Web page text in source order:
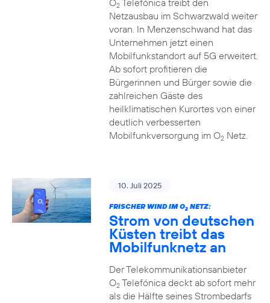
O2Telefónica treibt den
Netzausbau im Schwarzwald weiter
voran. In Menzenschwand hat das
Unternehmen jetzt einen
Mobilfunkstandort auf 5G erweitert.
Ab sofort profitieren die
Bürgerinnen und Bürger sowie die
zahlreichen Gäste des
heilklimatischen Kurortes von einer
deutlich verbesserten
Mobilfunkversorgung im O2Netz.
10. Juli 2025
FRISCHER WIND IM O2NETZ:
Strom von deutschen
Küsten treibt das
Mobilfunknetz an
Der Telekommunikationsanbieter
O2Telefónica deckt ab sofort mehr
als die Hälfte seines Strombedarfs